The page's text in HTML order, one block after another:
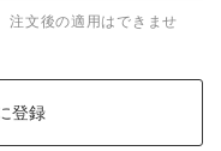
文後の適用はできませ
登録